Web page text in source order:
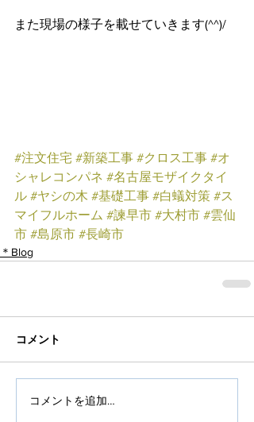
また現場の様子を載せていきます(^^)/
#注文住宅 #新築工事 #クロス工事 #オ
シャレコンパネ #名古屋モザイクタイ
ル #ヤシの木 #基礎工事 #白蟻対策 #ス
マイフルホーム #諫早市 #大村市 #雲仙
市 #島原市 #長崎市
＊Blog
コメント
コメントを追加…